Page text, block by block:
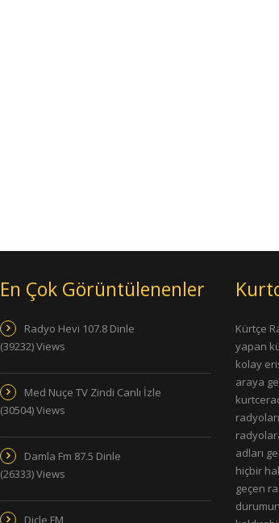
En Çok Görüntülenenler
Radyo Hevi 107.8 Dinle
(39232) Views
Med Nuçe TV Zindi Canlı İzle
(30504) Views
Damla Fm 87.5 Dinle
(26333) Views
Kürtçe
yapan
kolay
araya
adları
hiçbir
geçen